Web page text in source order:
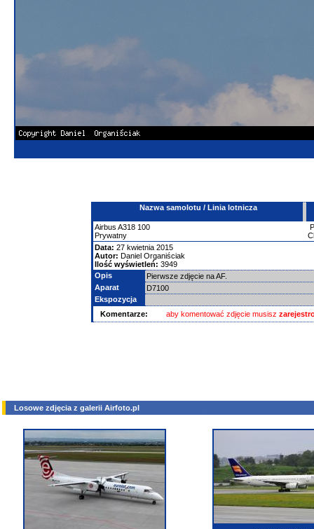
Nazwa samolotu / Linia lotnicza
Airbus A318 100
Prywatny
Data: 27 kwietnia 2015
Autor: Daniel Organiściak
Ilość wyświetleń: 3949
Opis
Pierwsze zdjęcie na AF.
Aparat
D7100
Ekspozycja
Komentarze:
aby komentować zdjęcie musisz
Losowe zdjęcia z galerii Airfoto.pl